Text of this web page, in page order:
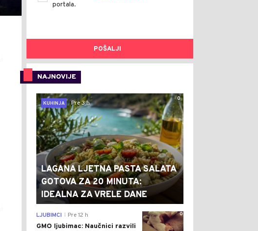
portala.
POŠALJI
NAJNOVIJE
0
KUHINJA
Pre 3 h
LAGANA LJETNA PASTA SALATA
GOTOVA ZA 20 MINUTA:
IDEALNA ZA VRELE DANE
0
LJUBIMCI Pre 12 h
GMO ljubimac: Naučnici razvili